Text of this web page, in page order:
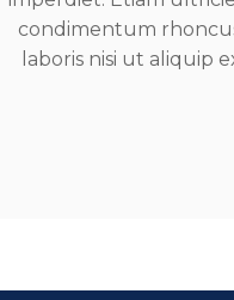
condimentum
laboris nisi ut aliquip